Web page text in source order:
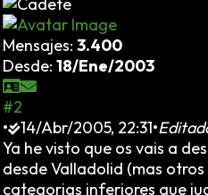
Mensajes: 3.400
Desde: 18/Ene/2003
#2
•
14/Abr/2005, 22:31•
Ya he visto que os vais a
desde Valladolid (mas
categorias inferiores que